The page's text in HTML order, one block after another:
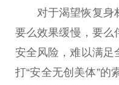
对于渴望恢复身
要么效果缓慢，要么
安全风险，难以满足
打“安全无创美体”的